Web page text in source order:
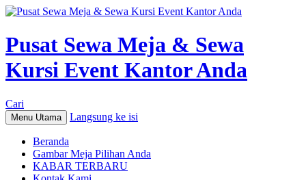
Pusat Sewa Meja & Sewa
Kursi Event Kantor Anda
Cari
Menu Utama Langsung ke isi
Beranda
Gambar Meja Pilihan Anda
KABAR TERBARU